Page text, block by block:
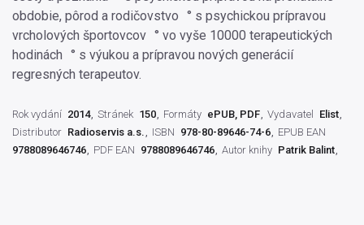
obdobie, pôrod a rodičovstvo ° s psychickou prípravou
vrcholových športovcov ° vo vyše 10000 terapeutických
hodinách ° s výukou a prípravou nových generácií
regresných terapeutov.
Rok vydání 2014 Stránek 150 Formáty ePUB, PDF Vydavatel
Elist
Distributor Radioservis a.s. ISBN 978-80-89646-74-6
EPUB EAN
9788089646746
PDF EAN 9788089646746 Autor knihy Patrik Balint